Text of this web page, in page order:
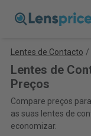
Lentes de Contacto /
Lentes de
Preços
Compare preços
as suas lentes de
economizar.